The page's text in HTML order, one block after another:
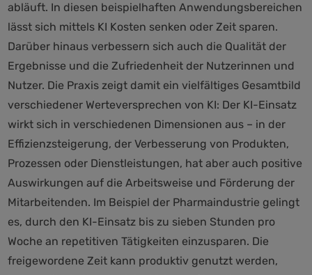
abläuft. In diesen beispielhaften Anwendungsbereichen
lässt sich mittels KI Kosten senken oder Zeit sparen.
Darüber hinaus verbessern sich auch die Qualität der
Ergebnisse und die Zufriedenheit der Nutzerinnen und
Nutzer. Die Praxis zeigt damit ein vielfältiges Gesamtbild
verschiedener Werteversprechen von KI: Der KI-Einsatz
wirkt sich in verschiedenen Dimensionen aus – in der
Effizienzsteigerung, der Verbesserung von Produkten,
Prozessen oder Dienstleistungen, hat aber auch positive
Auswirkungen auf die Arbeitsweise und Förderung der
Mitarbeitenden. Im Beispiel der Pharmaindustrie gelingt
es, durch den KI-Einsatz bis zu sieben Stunden pro
Woche an repetitiven Tätigkeiten einzusparen. Die
freigewordene Zeit kann produktiv genutzt werden,